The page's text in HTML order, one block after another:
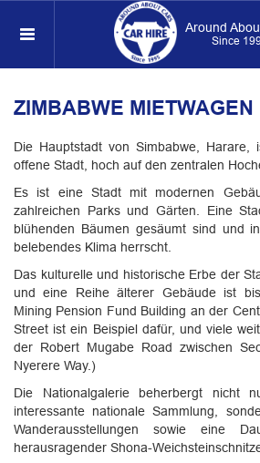
Around
Since
ZIMBABWE MIETWAGEN
Die Hauptstadt von Simbabwe, Harare,
offene Stadt, hoch auf den zentralen
Es ist eine Stadt mit modernen
zahlreichen Parks und Gärten. Eine
blühenden Bäumen gesäumt sind und
belebendes Klima herrscht.
Das kulturelle und historische Erbe der
und eine Reihe älterer Gebäude ist
Mining Pension Fund Building an der
Street ist ein Beispiel dafür, und viele
der Robert Mugabe Road zwischen
Nyerere Way.)
Die Nationalgalerie beherbergt nicht
interessante nationale Sammlung,
Wanderausstellungen sowie eine
herausragender Shona-